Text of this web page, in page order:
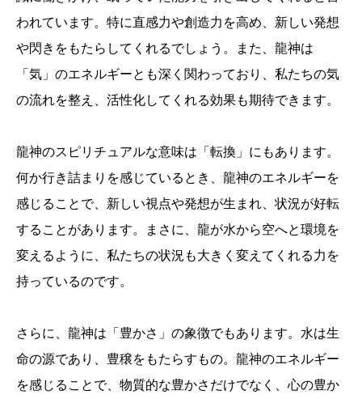
われています。特に直感力や創造力を高め、新しい発想
や閃きをもたらしてくれるでしょう。また、龍神は
「気」のエネルギーとも深く関わっており、私たちの気
の流れを整え、活性化してくれる効果も期待できます。
龍神のスピリチュアルな意味は「転換」にもあります。
何か行き詰まりを感じているとき、龍神のエネルギーを
感じることで、新しい視点や発想が生まれ、状況が好転
することがあります。まさに、龍が水から空へと環境を
変えるように、私たちの状況も大きく変えてくれる力を
持っているのです。
さらに、龍神は「豊かさ」の象徴でもあります。水は生
命の源であり、豊穣をもたらすもの。龍神のエネルギー
を感じることで、物質的な豊かさだけでなく、心の豊か